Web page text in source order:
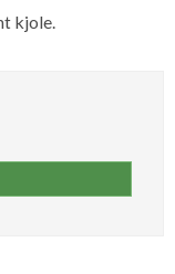
kjole.